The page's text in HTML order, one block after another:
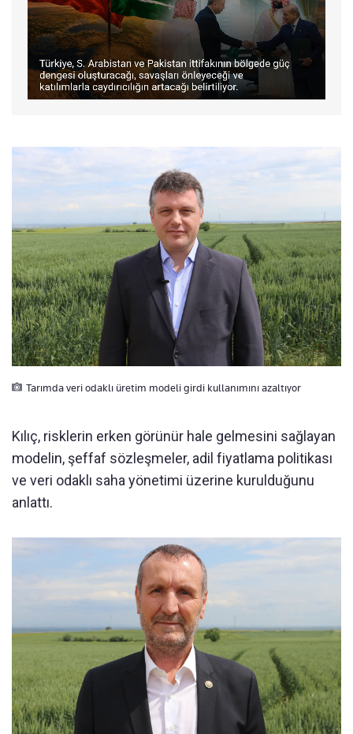
Tarımda veri odaklı üretim modeli girdi kullanımını azaltıyor
Kılıç, risklerin erken görünür hale gelmesini sağlayan
modelin, şeffaf sözleşmeler, adil fiyatlama politikası
ve veri odaklı saha yönetimi üzerine kurulduğunu
anlattı.